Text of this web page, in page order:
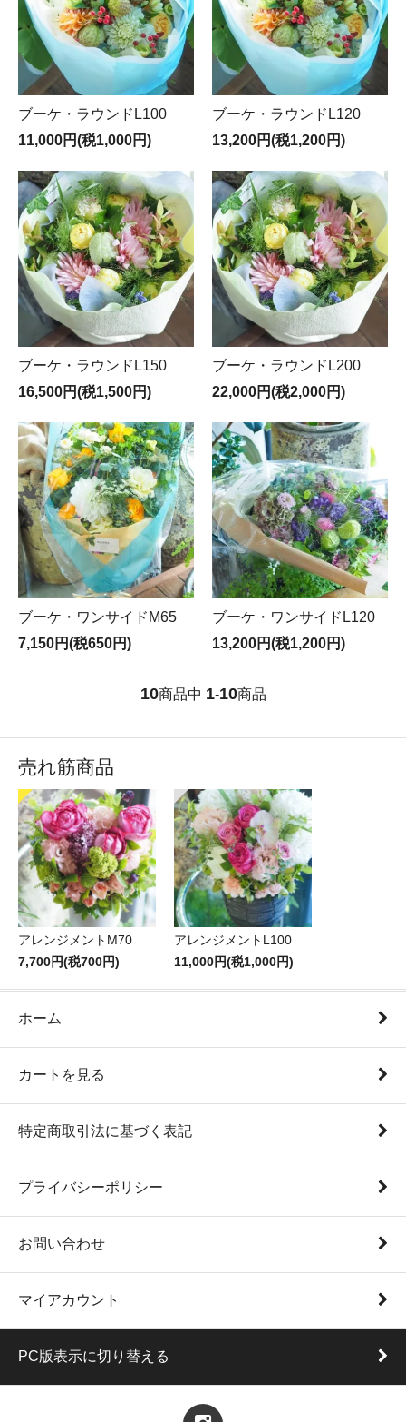
ブーケ・ラウンドL100
11,000円(税1,000円)
ブーケ・ラウンドL120
13,200円(税1,200円)
ブーケ・ラウンドL150
16,500円(税1,500円)
ブーケ・ラウンドL200
22,000円(税2,000円)
ブーケ・ワンサイドM65
7,150円(税650円)
ブーケ・ワンサイドL120
13,200円(税1,200円)
10商品中 1-10商品
売れ筋商品
アレンジメントM70
7,700円(税700円)
アレンジメントL100
11,000円(税1,000円)
ホーム
カートを見る
特定商取引法に基づく表記
プライバシーポリシー
お問い合わせ
マイアカウント
PC版表示に切り替える